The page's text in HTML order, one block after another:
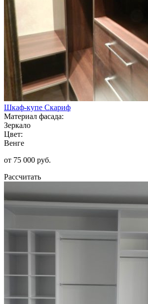
Шкаф-купе Скариф
Материал фасада:
Зеркало
Цвет:
Венге
от 75 000 руб.
Рассчитать